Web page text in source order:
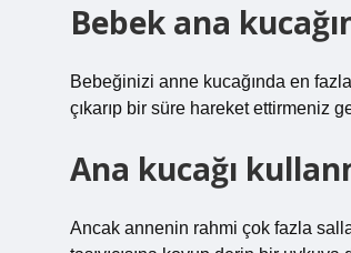
Bebek ana
Bebeğinizi anne kucağında en
çıkarıp bir süre hareket ettirmeniz
Ana kucağı
Ancak annenin rahmi çok fazla